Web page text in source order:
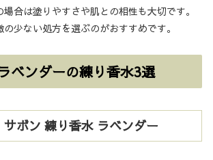
合は塗りやすさや肌との相性も大切です。
少ない処方を選ぶのがおすすめです。
ベンダーの練り香水3選
ボン 練り香水 ラベンダー